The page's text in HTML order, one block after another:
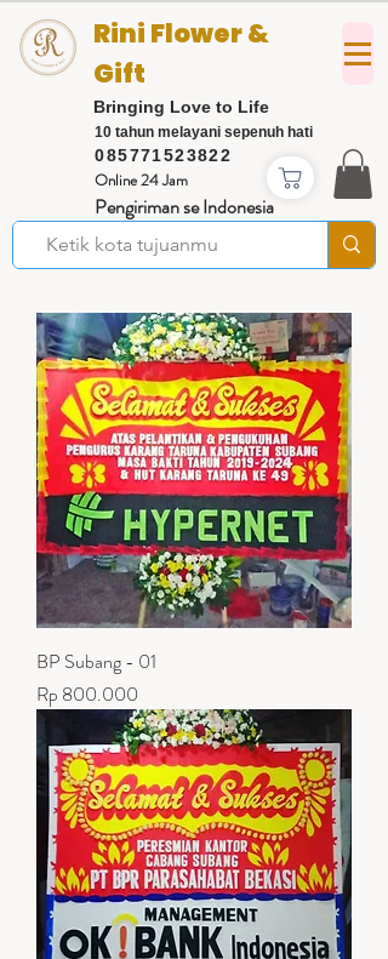
085771523822
Rini Flower &
Gift
Bringing Love to Life
Online 24 Jam
Pengiriman se Indonesia
10 tahun melayani sepenuh hati
BP Subang - 01
Harga
Rp 800.000